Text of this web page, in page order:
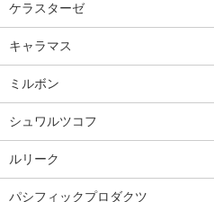
ケラスターゼ
キャラマス
ミルボン
シュワルツコフ
ルリーク
パシフィックプロダクツ